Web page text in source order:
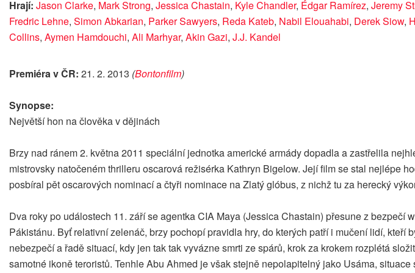
Hrají: Jason Clarke, Mark Strong, Jessica Chastain, Kyle Chandler, Édgar Ramírez, Jeremy
Fredric Lehne, Simon Abkarian, Parker Sawyers, Reda Kateb, Nabil Elouahabi, Derek Siow,
Collins, Aymen Hamdouchi, Ali Marhyar, Akin Gazi, J.J. Kandel
Premiéra v ČR: 21. 2. 2013 (Bontonfilm)
Synopse:
Největší hon na člověka v dějinách
Brzy nad ránem 2. května 2011 speciální jednotka americké armády dopadla a zastřelila
mistrovsky natočeném thrilleru oscarová režisérka Kathryn Bigelow. Její film se stal nejlépe
posbíral pět oscarových nominací a čtyři nominace na Zlatý glóbus, z nichž tu za herecký
Dva roky po událostech 11. září se agentka CIA Maya (Jessica Chastain) přesune z
Pákistánu. Byť relativní zelenáč, brzy pochopí pravidla hry, do kterých patří i mučení lidí,
nebezpečí a řadě situací, kdy jen tak tak vyvázne smrti ze spárů, krok za krokem rozplétá
samotné ikoně teroristů. Tenhle Abu Ahmed je však stejně nepolapitelný jako Usáma,